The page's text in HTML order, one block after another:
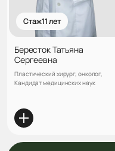
Стаж 11 лет
Бересток Татьяна
Сергеевна
Пластический хирург, онколог,
Кандидат медицинских наук